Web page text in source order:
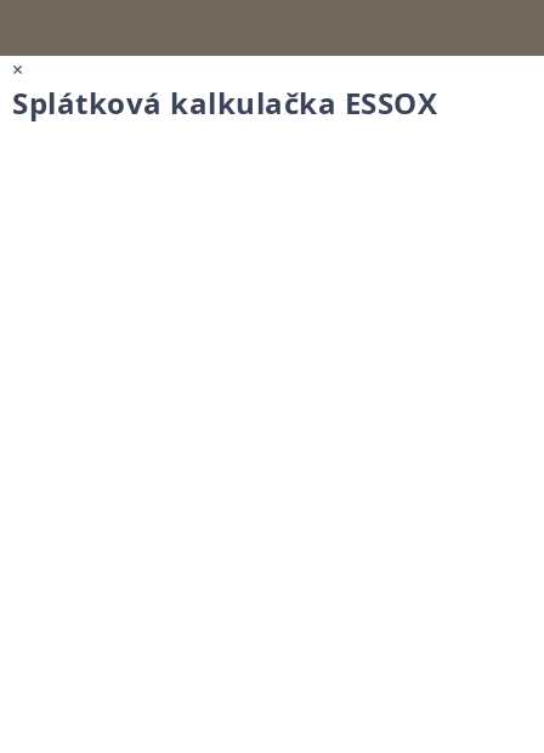
×
Splátková kalkulačka ESSOX